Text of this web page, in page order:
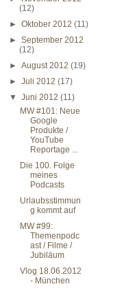
(12)
►Oktober 2012(11)
►September 2012
(12)
►August 2012(19)
►Juli 2012(17)
▼Juni 2012(11)
MW #101: Neue
Google
Produkte /
YouTube
Reportage ...
Die 100. Folge
meines
Podcasts
Urlaubsstimmun
g kommt auf
MW #99:
Themenpodc
ast / Filme /
Jubiläum
Vlog 18.06.2012
- München